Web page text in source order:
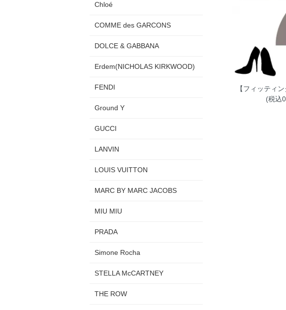
【フィッティン
(税込
Chloé
COMME des GARCONS
DOLCE & GABBANA
Erdem(NICHOLAS KIRKWOOD)
FENDI
Ground Y
GUCCI
LANVIN
LOUIS VUITTON
MARC BY MARC JACOBS
MIU MIU
PRADA
Simone Rocha
STELLA McCARTNEY
THE ROW